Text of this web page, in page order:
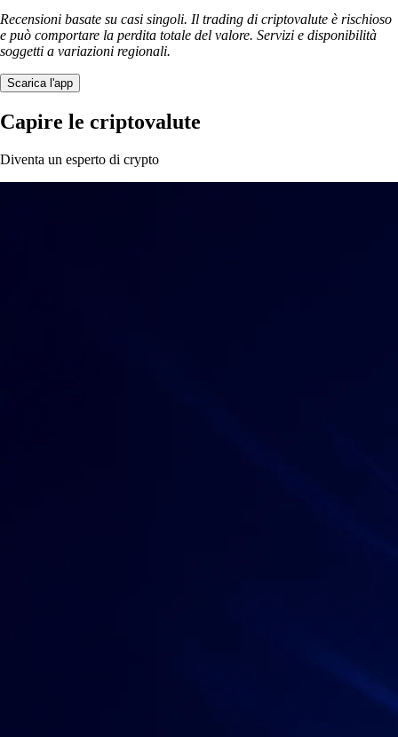
Recensioni basate su casi singoli. Il trading di criptovalute è rischioso
e può comportare la perdita totale del valore. Servizi e disponibilità
soggetti a variazioni regionali.
Scarica l'app
Capire le criptovalute
Diventa un esperto di crypto